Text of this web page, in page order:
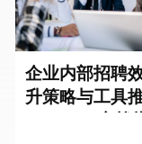
企业内部招聘
升策略与工具